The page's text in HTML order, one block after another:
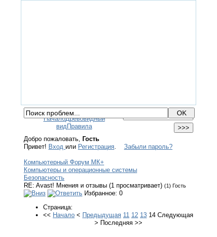
НачалоДревовидный
видПравила
Добро пожаловать, Гость
Привет! Вход или Регистрация. Забыли пароль?
Компьютерный Форум МК+
Компьютеры и операционные системы
Безопасность
RE: Avast! Мнения и отзывы (1 просматривает) (1) Гость
Избранное: 0
Страница:
<< Начало < Предыдущая 11 12 13 14 Следующая
> Последняя>>